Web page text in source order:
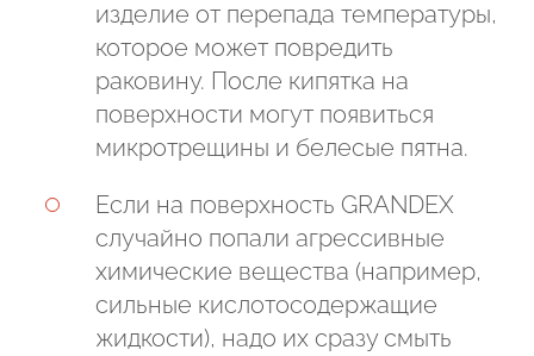
изделие от перепада температуры,
которое может повредить
раковину. После кипятка на
поверхности могут появиться
микротрещины и белесые пятна.
Если на поверхность GRANDEX
случайно попали агрессивные
химические вещества (например,
сильные кислотосодержащие
жидкости), надо их сразу смыть